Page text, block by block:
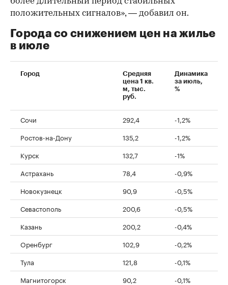
положительных сигналов», — добавил он.
Города со снижением цен на жилье
в июле
Город
Средняя
цена 1 кв.
м, тыс.
руб.
Динамика
за июль,
%
Сочи 292,4
-1,2%
Ростов-на-Дону
135,2
-1,2%
Курск
132,7
-1%
Астрахань
78,4
-0,9%
Новокузнецк
90,9
-0,5%
Севастополь
200,6
-0,5%
Казань
200,2
-0,4%
Оренбург
102,9
-0,2%
Тула
121,8
-0,1%
Магнитогорск
90,2 -0,1%